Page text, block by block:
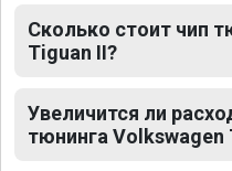
Сколько стоит чип
Tiguan II?
Увеличится ли
тюнинга Volkswagen